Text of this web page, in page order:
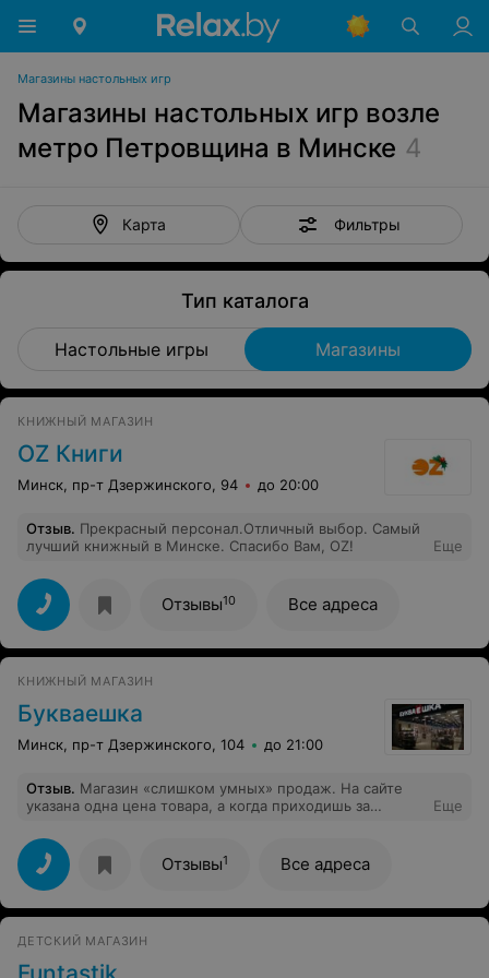
Магазины настольных игр
Магазины настольных игр возле
метро Петровщина в Минске 4
Карта Фильтры
Тип каталога
Настольные игры Магазины
КНИЖНЫЙ МАГАЗИН
OZ Книги
Минск, пр-т Дзержинского, 94 до 20:00
Отзыв. Прекрасный персонал.Отличный выбор. Самый
лучший книжный в Минске. Спасибо Вам, OZ!
Еще
Отзывы10 Все адреса
КНИЖНЫЙ МАГАЗИН
Букваешка
Минск, пр-т Дзержинского, 104 до 21:00
Отзыв. Магазин «слишком умных» продаж. На сайте
указана одна цена товара, а когда приходишь за
ценник. Продавцы говорят мол «это не мы, это
политика руководства». С таким подходом далеко не
уйдете!
Еще
Отзывы1 Все адреса
ДЕТСКИЙ МАГАЗИН